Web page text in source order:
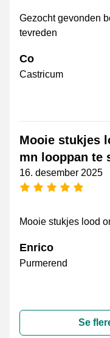
Gezocht gevonden
tevreden
Co
Castricum
Mooie stukjes
mn looppan te
16. desember 2025
Mooie stukjes lood
Enrico
Purmerend
Se